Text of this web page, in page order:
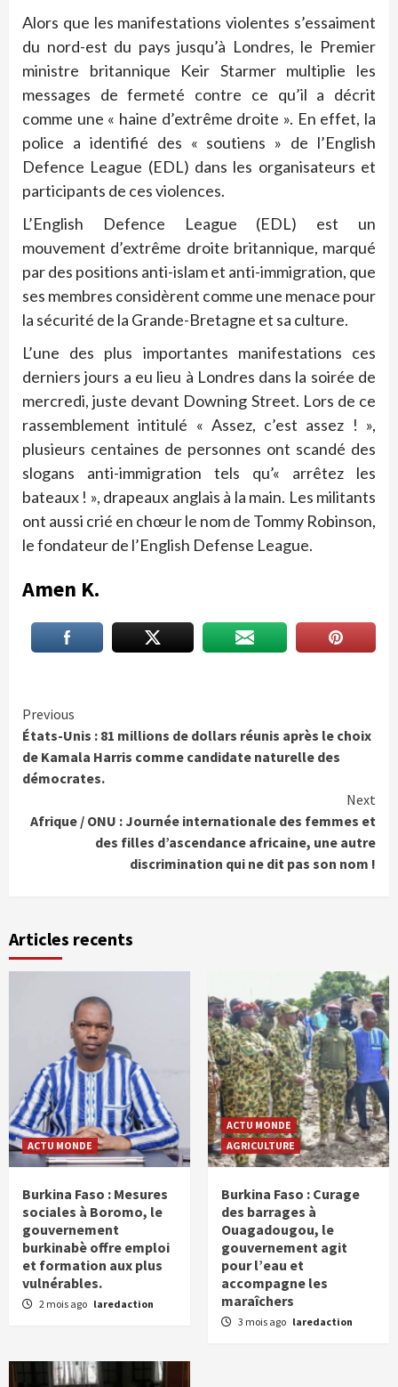
Alors que les manifestations violentes s’essaiment
du nord-est du pays jusqu’à Londres, le Premier
ministre britannique Keir Starmer multiplie les
messages de fermeté contre ce qu’il a décrit
comme une « haine d’extrême droite ». En effet, la
police a identifié des « soutiens » de l’English
Defence League (EDL) dans les organisateurs et
participants de ces violences.
L’English Defence League (EDL) est un
mouvement d’extrême droite britannique, marqué
par des positions anti-islam et anti-immigration, que
ses membres considèrent comme une menace pour
la sécurité de la Grande-Bretagne et sa culture.
L’une des plus importantes manifestations ces
derniers jours a eu lieu à Londres dans la soirée de
mercredi, juste devant Downing Street. Lors de ce
rassemblement intitulé « Assez, c’est assez ! »,
plusieurs centaines de personnes ont scandé des
slogans anti-immigration tels qu’« arrêtez les
bateaux ! », drapeaux anglais à la main. Les militants
ont aussi crié en chœur le nom de Tommy Robinson,
le fondateur de l’English Defense League.
Amen K.
Continue
Reading
Previous
États-Unis : 81 millions de dollars réunis après le choix
de Kamala Harris comme candidate naturelle des
démocrates.
Next
Afrique / ONU : Journée internationale des femmes et
des filles d’ascendance africaine, une autre
discrimination qui ne dit pas son nom !
Articles recents
ACTU MONDE
Burkina Faso : Mesures
sociales à Boromo, le
gouvernement
burkinabè offre emploi
et formation aux plus
vulnérables.
2 mois ago laredaction
ACTU MONDE
AGRICULTURE
Burkina Faso : Curage
des barrages à
Ouagadougou, le
gouvernement agit
pour l’eau et
accompagne les
maraîchers
3 mois ago laredaction